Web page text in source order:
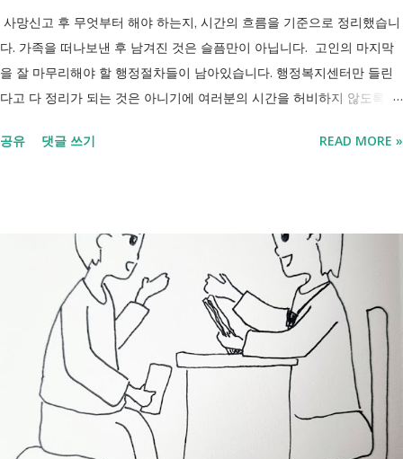
연금 생계급여 목적 장애로 인한 ...
사망신고 후 무엇부터 해야 하는지, 시간의 흐름을 기준으로 정리했습니
다. 가족을 떠나보낸 후 남겨진 것은 슬픔만이 아닙니다. 고인의 마지막
을 잘 마무리해야 할 행정절차들이 남아있습니다. 행정복지센터만 들린
다고 다 정리가 되는 것은 아니기에 여러분의 시간을 허비하지 않도록 정
처리까지 이 흐름만 따라가시면 됩니다. 장례 후 행정 절차 타임라인 장
모든 절차를 대신 처리해주지는 않습니다. 행정복지센터에서는 - 금융재
산, 부동산, 세금, 연금 등 '조회' 신청할 수 있습니다. 나머지는 직접 해야
합니다. - 상속포기 또는 한정승인 법원 - 상속세, 취득세 신고 세무서, 시
군구청 - 예금 인출, 보험금 청구 은행, 보험사 사망신고 당일에 끝낼 수
있는 건 '신청까지', 처리는 2주 후 부터입니다. [조회되는 것 vs 안되는
것] 구분 조회 가능 조회 불가 금융 은행, 보험, 증권 사금융, 개인 간 거래
세금 국세, 지방세 - 자산 부동산, 자동차 해외 자산, 현금 기타 연금 사업
상 채무, 구독 [함께보면 좋은 링크] - 부모님 사망 후 ...
공유 댓글 쓰기 READ MORE »